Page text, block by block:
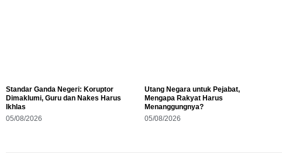
Standar Ganda Negeri: Koruptor
Dimaklumi, Guru dan Nakes Harus
Ikhlas
05/08/2026
Utang Negara untuk Pejabat,
Mengapa Rakyat Harus
Menanggungnya?
05/08/2026